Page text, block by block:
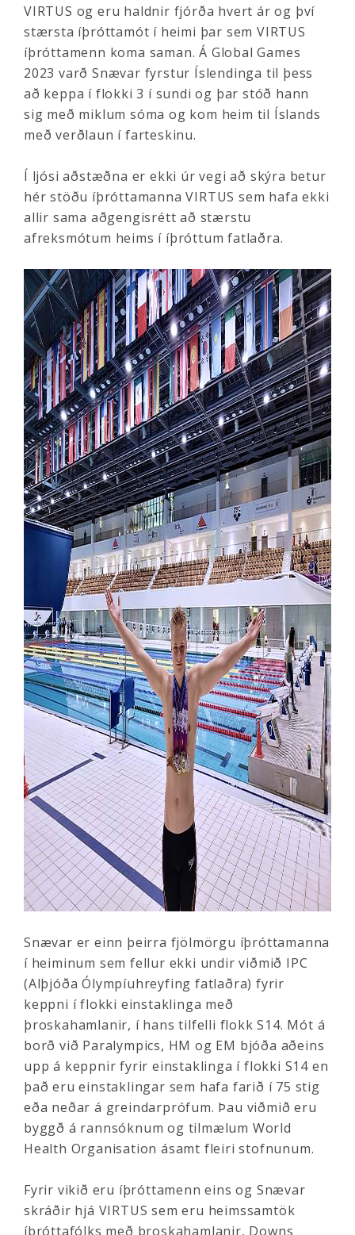
VIRTUS og eru haldnir fjórða hvert ár og því
stærsta íþróttamót í heimi þar sem VIRTUS
íþróttamenn koma saman. Á Global Games
2023 varð Snævar fyrstur Íslendinga til þess
að keppa í flokki 3 í sundi og þar stóð hann
sig með miklum sóma og kom heim til Íslands
með verðlaun í farteskinu.
Í ljósi aðstæðna er ekki úr vegi að skýra betur
hér stöðu íþróttamanna VIRTUS sem hafa ekki
allir sama aðgengisrétt að stærstu
afreksmótum heims í íþróttum fatlaðra.
Snævar er einn þeirra fjölmörgu íþróttamanna
í heiminum sem fellur ekki undir viðmið IPC
(Alþjóða Ólympíuhreyfing fatlaðra) fyrir
keppni í flokki einstaklinga með
þroskahamlanir, í hans tilfelli flokk S14. Mót á
borð við Paralympics, HM og EM bjóða aðeins
upp á keppnir fyrir einstaklinga í flokki S14 en
það eru einstaklingar sem hafa farið í 75 stig
eða neðar á greindarprófum. Þau viðmið eru
byggð á rannsóknum og tilmælum World
Health Organisation ásamt fleiri stofnunum.
Fyrir vikið eru íþróttamenn eins og Snævar
skráðir hjá VIRTUS sem eru heimssamtök
íþróttafólks með þroskahamlanir, Downs